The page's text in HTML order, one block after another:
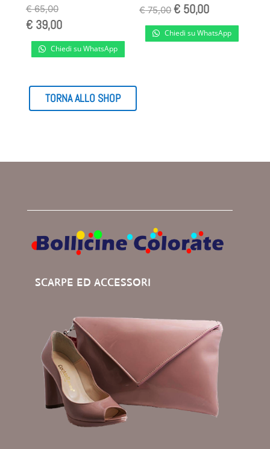
€65,00
€39,00
Chiedi su WhatsApp
€75,00Il
prezzo
originale
€ 50,00Il
prezzo
attuale
Chiedi su WhatsApp
TORNA ALLO SHOP
SCARPE ED ACCESSORI